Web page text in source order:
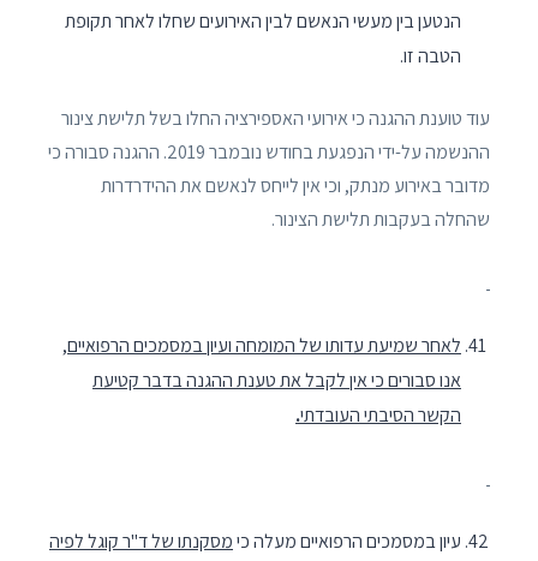
הנטען בין מעשי הנאשם לבין האירועים שחלו לאחר תקופת
הטבה זו.
עוד טוענת ההגנה כי אירועי האספירציה החלו בשל תלישת צינור
ההנשמה על-ידי הנפגעת בחודש נובמבר 2019. ההגנה סבורה כי
מדובר באירוע מנתק, וכי אין לייחס לנאשם את ההידרדרות
שהחלה בעקבות תלישת הצינור.
לאחר שמיעת עדותו של המומחה ועיון במסמכים הרפואיים,
אנו סבורים כי אין לקבל את טענת ההגנה בדבר קטיעת
הקשר הסיבתי העובדתי.
עיון במסמכים הרפואיים מעלה כימסקנתו של ד"ר קוגל לפיה